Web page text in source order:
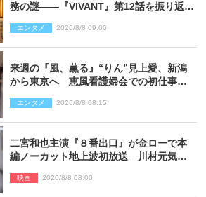
務の謎――『VIVANT』第12話を振り返
エンタメ 2026/8/8 09:00
来週の『風、薫る』“りん”見上愛、新潟
から東京へ 恵風看護婦会での初仕事に
エンタメ 2026/8/8 08:15
二宮和也主演『８番出口』が金ローで本
編ノーカット地上波初放送 川村元気監
映画 2026/8/8 08:00